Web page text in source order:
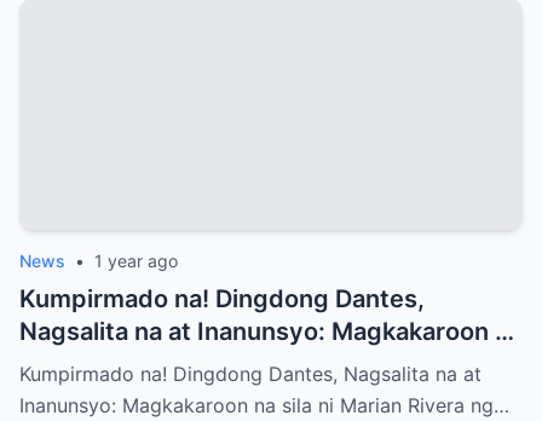
News • 1 year ago
Kumpirmado na! Dingdong Dantes,
Nagsalita na at Inanunsyo: Magkakaroon na
sila ni Marian Rivera ng Baby No.3 – Ano
ang mga Emosyon at Kwento sa Likod ng
Kumpirmado na! Dingdong Dantes, Nagsalita na at
Inanunsyo: Magkakaroon na sila ni Marian Rivera ng…